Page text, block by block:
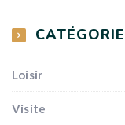
Loisir
Visite